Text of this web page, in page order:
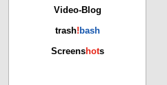
Video-Blog
trash! bash
Screenshots